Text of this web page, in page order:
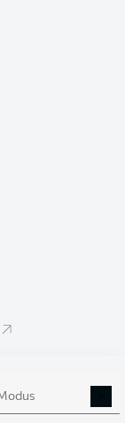
des
Kohfeldt
Ich bin